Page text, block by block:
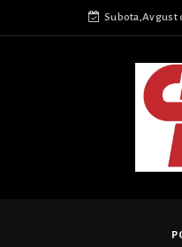
Subota,Avgust